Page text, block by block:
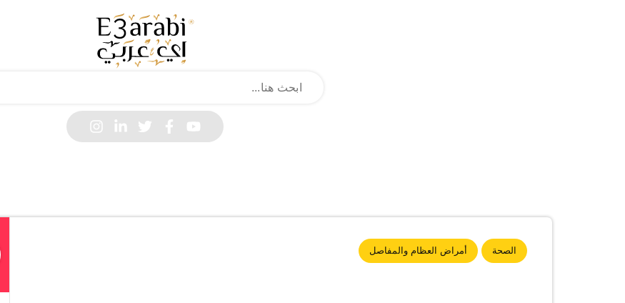
الصحة أمراض العظام والمفاصل